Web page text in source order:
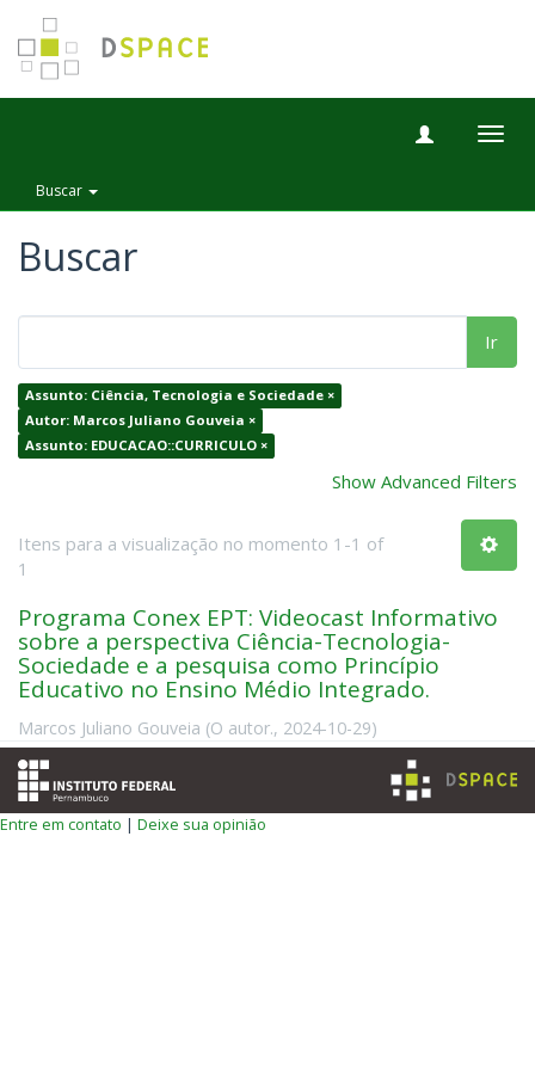
Buscar
Buscar
Ir
Assunto: Ciência, Tecnologia e Sociedade ×
Autor: Marcos Juliano Gouveia ×
Assunto: EDUCACAO::CURRICULO ×
Show Advanced Filters
Itens para a visualização no momento 1-1 of
1
Programa Conex EPT: Videocast Informativo
sobre a perspectiva Ciência-Tecnologia-
Sociedade e a pesquisa como Princípio
Educativo no Ensino Médio Integrado.
Marcos Juliano Gouveia (O autor., 2024-10-29)
Entre em contato | Deixe sua opinião